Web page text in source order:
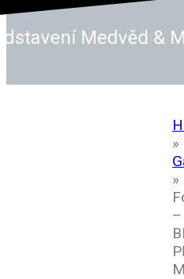
Medvěd &
»
»
–